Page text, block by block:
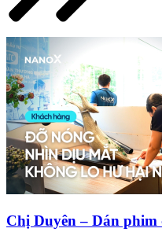
Chị Duyên – Dán